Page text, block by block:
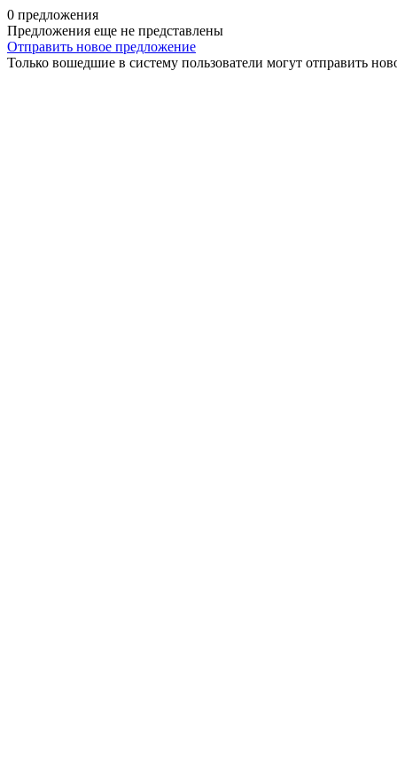
0 предложения
Предложения еще не представлены
Отправить новое предложение
Только вошедшие в систему пользователи могут отправить